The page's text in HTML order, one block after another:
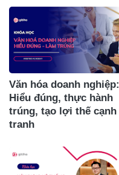
Văn hóa doanh nghiệp:
Hiểu đúng, thực hành
trúng, tạo lợi thế cạnh
tranh